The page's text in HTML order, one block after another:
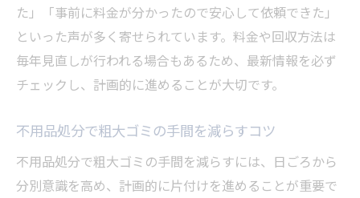
た」「事前に料金が分かったので安心して依頼できた」
といった声が多く寄せられています。料金や回収方法は
毎年見直しが行われる場合もあるため、最新情報を必ず
チェックし、計画的に進めることが大切です。
不用品処分で粗大ゴミの手間を減らすコツ
不用品処分で粗大ゴミの手間を減らすには、日ごろから
分別意識を高め、計画的に片付けを進めることが重要で